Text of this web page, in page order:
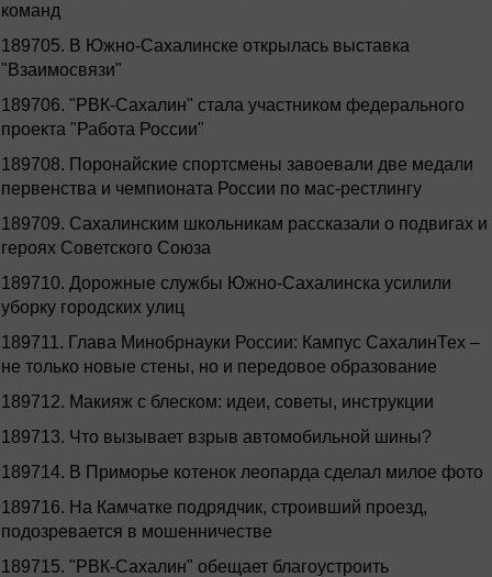
команд
189705. В Южно-Сахалинске открылась выставка
"Взаимосвязи"
189706. "РВК-Сахалин" стала участником федерального
проекта "Работа России"
189708. Поронайские спортсмены завоевали две медали
первенства и чемпионата России по мас-рестлингу
189709. Сахалинским школьникам рассказали о подвигах и
героях Советского Союза
189710. Дорожные службы Южно-Сахалинска усилили
уборку городских улиц
189711. Глава Минобрнауки России: Кампус СахалинТех –
не только новые стены, но и передовое образование
189712. Макияж с блеском: идеи, советы, инструкции
189713. Что вызывает взрыв автомобильной шины?
189714. В Приморье котенок леопарда сделал милое фото
189716. На Камчатке подрядчик, строивший проезд,
подозревается в мошенничестве
189715. "РВК-Сахалин" обещает благоустроить